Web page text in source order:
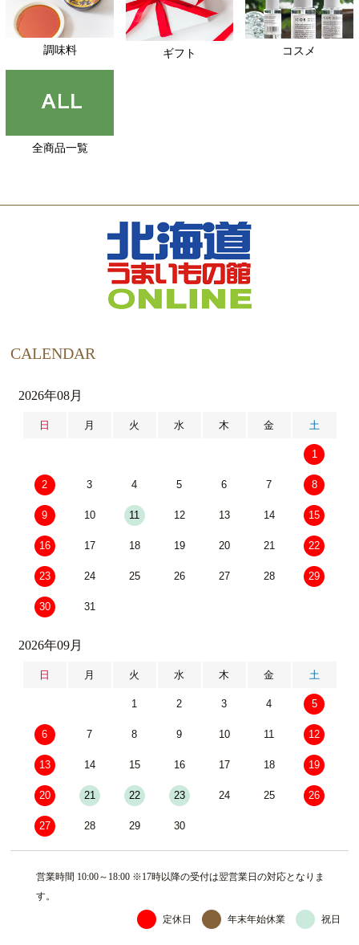
調味料 ギフト コスメ
全商品一覧
CALENDAR
2026年08月
日 月 火 水 木 金 土
1
2 3 4 5 6 7 8
9 10 11 12 13 14 15
16 17 18 19 20 21 22
23 24 25 26 27 28 29
30 31
2026年09月
日 月 火 水 木 金 土
1 2 3 4 5
6 7 8 9 10 11 12
13 14 15 16 17 18 19
20 21 22 23 24 25 26
27 28 29 30
営業時間 10:00～18:00 ※17時以降の受付は翌営業日の対応となりま
す。
定休日 年末年始休業 祝日